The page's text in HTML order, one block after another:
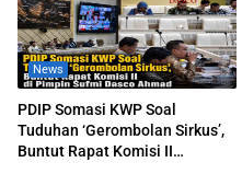
News
PDIP Somasi KWP Soal
Tuduhan ‘Gerombolan Sirkus’,
Buntut Rapat Komisi II